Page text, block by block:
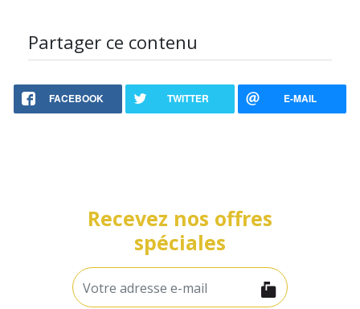
Partager ce contenu
FACEBOOK TWITTER E-MAIL
Recevez nos offres
spéciales